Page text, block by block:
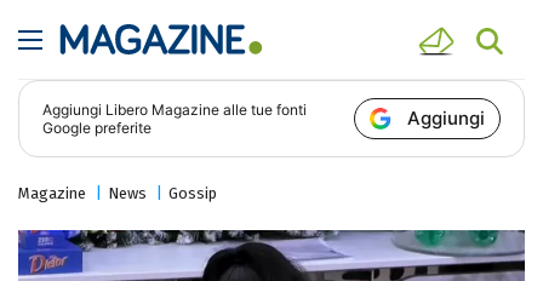
Aggiungi Libero Magazine alle tue fonti
Google preferite
Aggiungi
Magazine News Gossip